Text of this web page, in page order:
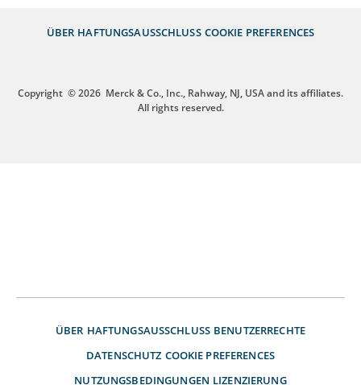
ÜBER HAFTUNGSAUSSCHLUSS COOKIE PREFERENCES
Copyright © 2026 Merck & Co., Inc., Rahway, NJ, USA and its affiliates.
All rights reserved.
ÜBER HAFTUNGSAUSSCHLUSS BENUTZERRECHTE
DATENSCHUTZ COOKIE PREFERENCES
NUTZUNGSBEDINGUNGEN LIZENZIERUNG